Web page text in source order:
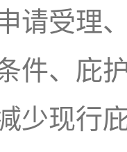
请受理
件、庇
少现行